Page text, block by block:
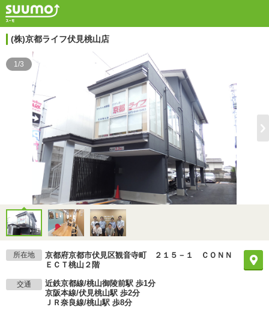
(株)京都ライフ伏見桃山店
1/3
所在地
京都府京都市伏見区観音寺町 ２１５－１ ＣＯＮＮ
ＥＣＴ桃山２階
交通
近鉄京都線/桃山御陵前駅 歩1分
京阪本線/伏見桃山駅 歩2分
ＪＲ奈良線/桃山駅 歩8分